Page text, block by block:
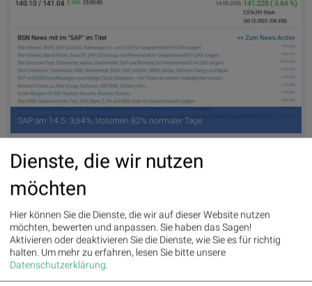
SAP am 14.5. 3,64%, Volumen 82% normaler Tage
Dienste, die wir nutzen
möchten
Hier können Sie die Dienste, die wir auf dieser Website nutzen
möchten, bewerten und anpassen. Sie haben das Sagen!
Aktivieren oder deaktivieren Sie die Dienste, wie Sie es für richtig
halten. Um mehr zu erfahren, lesen Sie bitte unsere
Datenschutzerklärung.